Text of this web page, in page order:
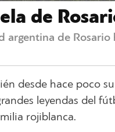
de
de
desde hace poco
leyendas del
rojiblanca.